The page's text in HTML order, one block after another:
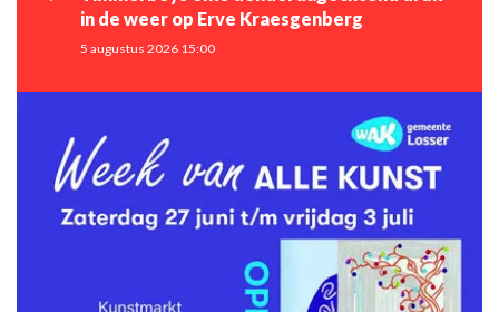
in de weer op Erve Kraesgenberg
5 augustus 2026 15:00